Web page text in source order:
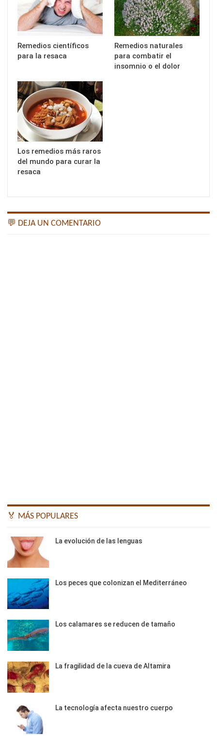
Remedios científicos
para la resaca
Remedios naturales
para combatir el
insomnio o el dolor
Los remedios más raros
del mundo para curar la
resaca
💬 DEJA UN COMENTARIO
🏅 MÁS POPULARES
La evolución de las lenguas
Los peces que colonizan el Mediterráneo
Los calamares se reducen de tamaño
La fragilidad de la cueva de Altamira
La tecnología afecta nuestro cuerpo